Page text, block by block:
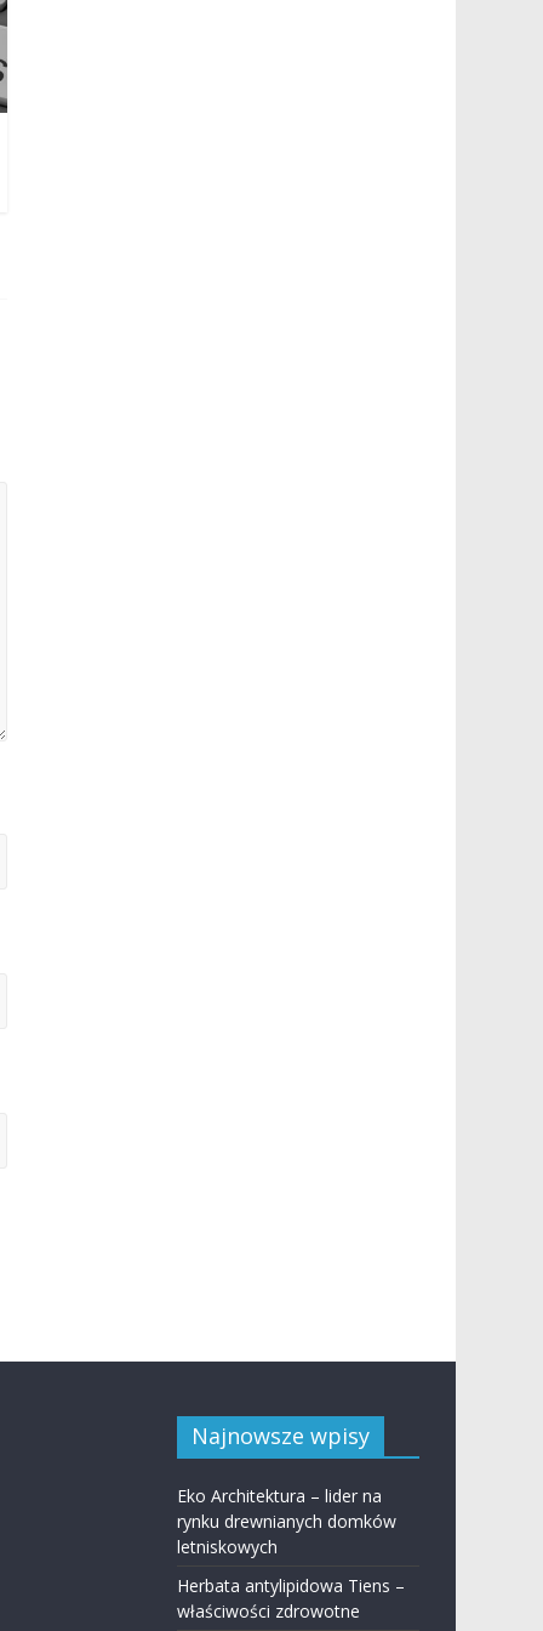
Najnowsze wpisy
Eko Architektura – lider na
rynku drewnianych domków
letniskowych
Herbata antylipidowa Tiens –
właściwości zdrowotne